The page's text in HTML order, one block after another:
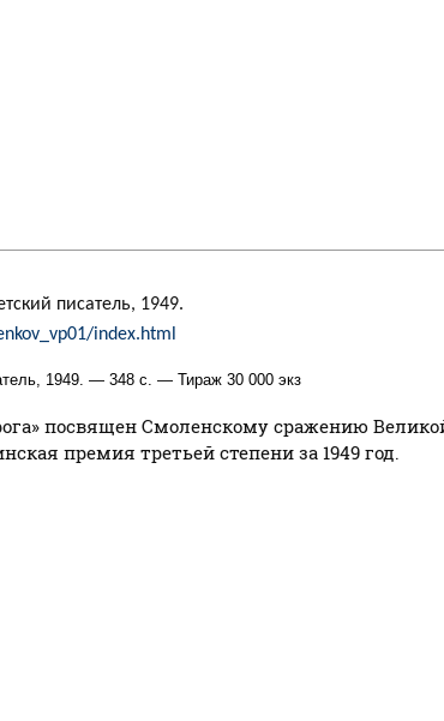
писатель, 1949.
index.html
1949. — 348 с. — Тираж 30 000 экз
посвящен Смоленскому сражению
премия третьей степени за 1949 год.